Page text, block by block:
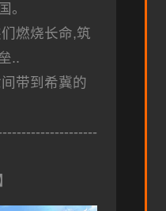
。
燃烧长命,筑
..
带到希冀的